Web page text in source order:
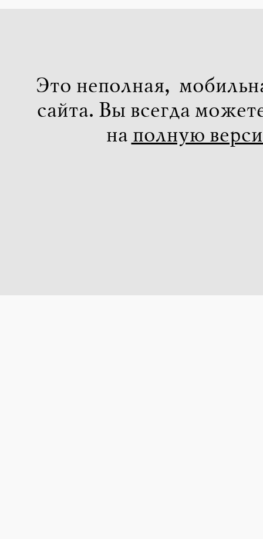
Это неполная,
сайта. Вы всегда
на полную